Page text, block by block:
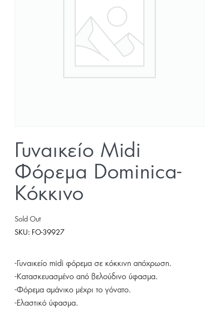
Γυναικείο Midi
Φόρεμα Dominica-
Κόκκινο
Sold Out
SKU: FO-39927
-Γυναικείο midi φόρεμα σε κόκκινη απόχρωση.
-Κατασκευασμένο από βελούδινο ύφασμα.
-Φόρεμα αμάνικο μέχρι το γόνατο.
-Ελαστικό ύφασμα.